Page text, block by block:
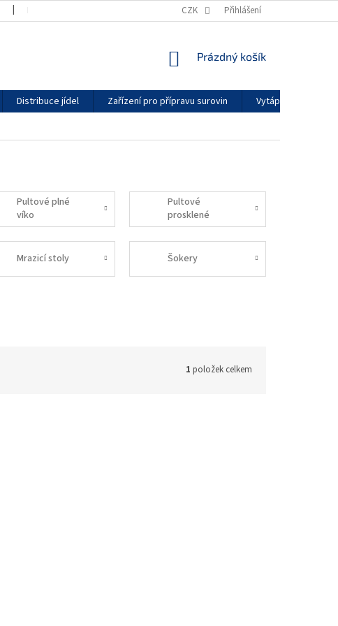
ZÁRUČNÍ PODMÍNKY DODACÍ LHŮTY
CZK Přihlášení
NÁKUPNÍ
Prázdný košík
Distribuce jídel Zařízení pro přípravu surovin
Vytápění a
Pultové plné
víko
Pultové
prosklené
mrazničky
Mrazicí stoly Šokery
1 položek celkem